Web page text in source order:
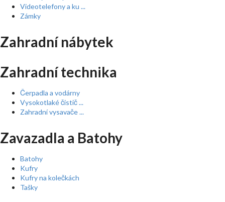
Videotelefony a ku ...
Zámky
Zahradní nábytek
Zahradní technika
Čerpadla a vodárny
Vysokotlaké čistič ...
Zahradní vysavače ...
Zavazadla a Batohy
Batohy
Kufry
Kufry na kolečkách
Tašky